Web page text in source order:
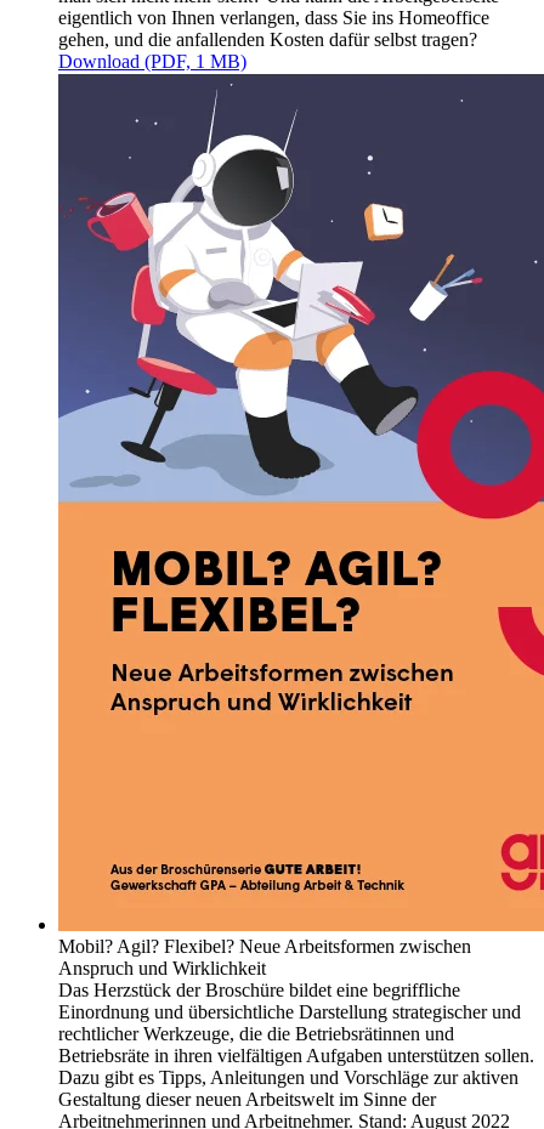
eigentlich von Ihnen verlangen, dass Sie ins Homeoffice
gehen, und die anfallenden Kosten dafür selbst tragen?
Download (PDF, 1 MB)
Mobil? Agil? Flexibel? Neue Arbeitsformen zwischen
Anspruch und Wirklichkeit
Das Herzstück der Broschüre bildet eine begriffliche
Einordnung und übersichtliche Darstellung strategischer und
rechtlicher Werkzeuge, die die Betriebsrätinnen und
Betriebsräte in ihren vielfältigen Aufgaben unterstützen sollen.
Dazu gibt es Tipps, Anleitungen und Vorschläge zur aktiven
Gestaltung dieser neuen Arbeitswelt im Sinne der
Arbeitnehmerinnen und Arbeitnehmer. Stand: August 2022